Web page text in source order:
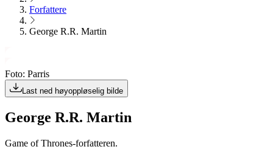
Forfattere
George R.R. Martin
Foto: Parris
Last ned høyoppløselig bilde
George R.R. Martin
Game of Thrones-forfatteren.